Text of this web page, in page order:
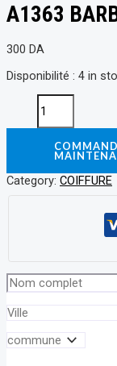
A1363
300 DA
Disponibilité : 4 in
Category: COIFFURE